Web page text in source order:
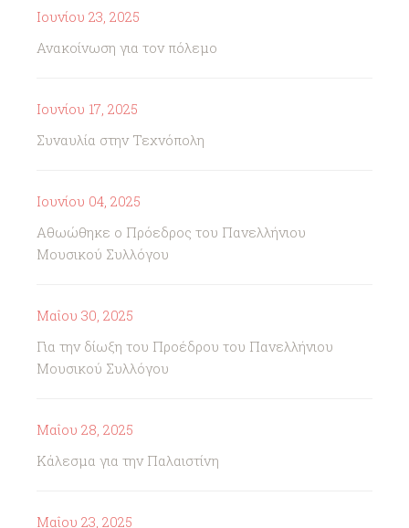
Ιουνίου 23, 2025
Ανακοίνωση για τον πόλεμο
Ιουνίου 17, 2025
Συναυλία στην Τεχνόπολη
Ιουνίου 04, 2025
Αθωώθηκε ο Πρόεδρος του Πανελλήνιου
Μουσικού Συλλόγου
Μαΐου 30, 2025
Για την δίωξη του Προέδρου του Πανελλήνιου
Μουσικού Συλλόγου
Μαΐου 28, 2025
Κάλεσμα για την Παλαιστίνη
Μαΐου 23, 2025